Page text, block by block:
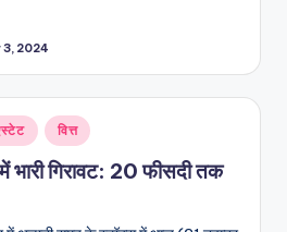
3, 2024
वित्त
भारी गिरावट: 20 फीसदी तक